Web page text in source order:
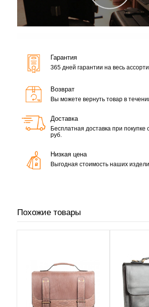
Гарантия
365 дней гарантии на весь
Возврат
Вы можете вернуть товар в
Доставка
Бесплатная доставка при покупке
руб.
Низкая цена
Выгодная стоимость наших
Похожие товары